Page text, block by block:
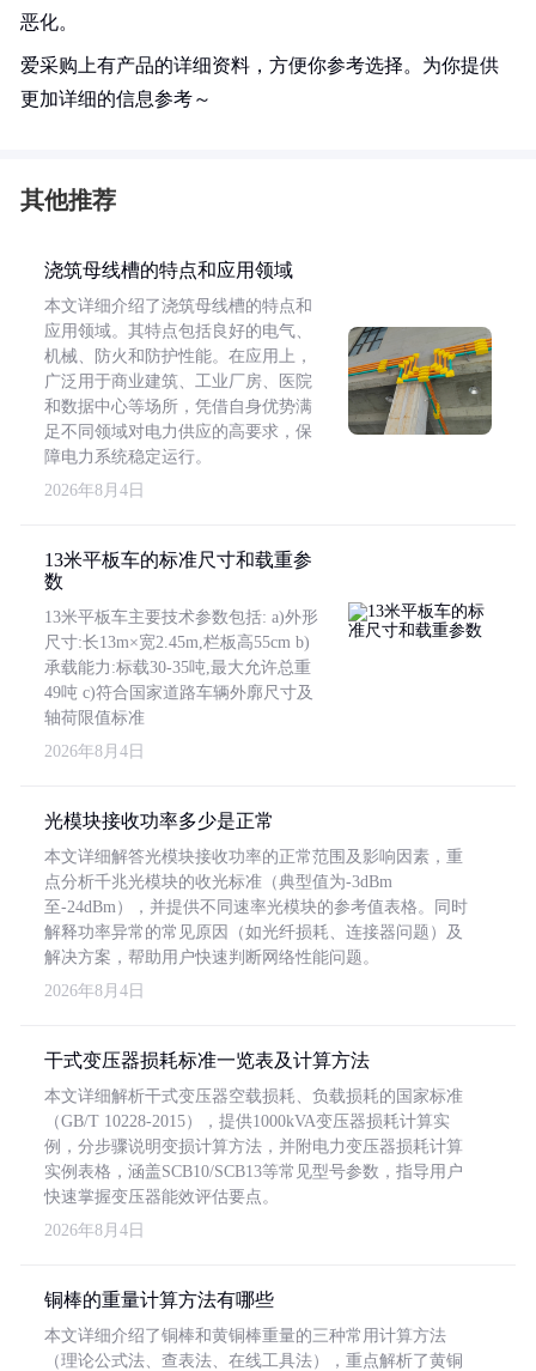
恶化。
爱采购上有产品的详细资料，方便你参考选择。为你提供
更加详细的信息参考～
其他推荐
浇筑母线槽的特点和应用领域
本文详细介绍了浇筑母线槽的特点和
应用领域。其特点包括良好的电气、
机械、防火和防护性能。在应用上，
广泛用于商业建筑、工业厂房、医院
和数据中心等场所，凭借自身优势满
足不同领域对电力供应的高要求，保
障电力系统稳定运行。
2026年8月4日
13米平板车的标准尺寸和载重参
数
13米平板车主要技术参数包括: a)外形
尺寸:长13m×宽2.45m,栏板高55cm b)
承载能力:标载30-35吨,最大允许总重
49吨 c)符合国家道路车辆外廓尺寸及
轴荷限值标准
2026年8月4日
光模块接收功率多少是正常
本文详细解答光模块接收功率的正常范围及影响因素，重
点分析千兆光模块的收光标准（典型值为-3dBm
至-24dBm），并提供不同速率光模块的参考值表格。同时
解释功率异常的常见原因（如光纤损耗、连接器问题）及
解决方案，帮助用户快速判断网络性能问题。
2026年8月4日
干式变压器损耗标准一览表及计算方法
本文详细解析干式变压器空载损耗、负载损耗的国家标准
（GB/T 10228-2015），提供1000kVA变压器损耗计算实
例，分步骤说明变损计算方法，并附电力变压器损耗计算
实例表格，涵盖SCB10/SCB13等常见型号参数，指导用户
快速掌握变压器能效评估要点。
2026年8月4日
铜棒的重量计算方法有哪些
本文详细介绍了铜棒和黄铜棒重量的三种常用计算方法
（理论公式法、查表法、在线工具法），重点解析了黄铜